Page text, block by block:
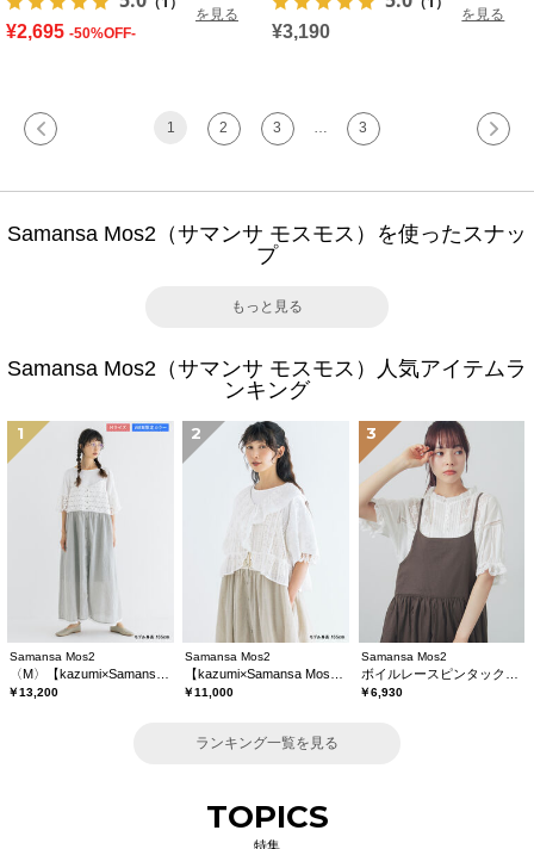
を見る
¥2,695 -50%OFF-
を見る
¥3,190
1 2 3 3
Samansa Mos2（サマンサ モスモス）を使ったスナッ
プ
もっと見る
Samansa Mos2（サマンサ モスモス）人気アイテムラ
ンキング
1
Samansa Mos2
￥13,200
2
Samansa Mos2
￥11,000
3
Samansa Mos2
￥6,930
ランキング一覧を見る
TOPICS
特集